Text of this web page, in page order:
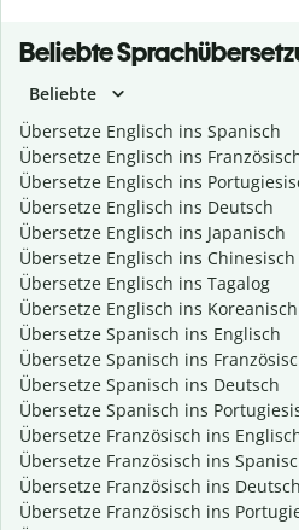
Beliebte
Beliebte
Übersetze Englisch ins Spanisch
Übersetze Englisch ins
Übersetze Englisch ins
Übersetze Englisch ins Deutsch
Übersetze Englisch ins Japanisch
Übersetze Englisch ins
Übersetze Englisch ins Tagalog
Übersetze Englisch ins Koreanisch
Übersetze Spanisch ins Englisch
Übersetze Spanisch ins
Übersetze Spanisch ins Deutsch
Übersetze Spanisch ins
Übersetze Französisch ins
Übersetze Französisch ins
Übersetze Französisch ins Deutsch
Übersetze Französisch ins